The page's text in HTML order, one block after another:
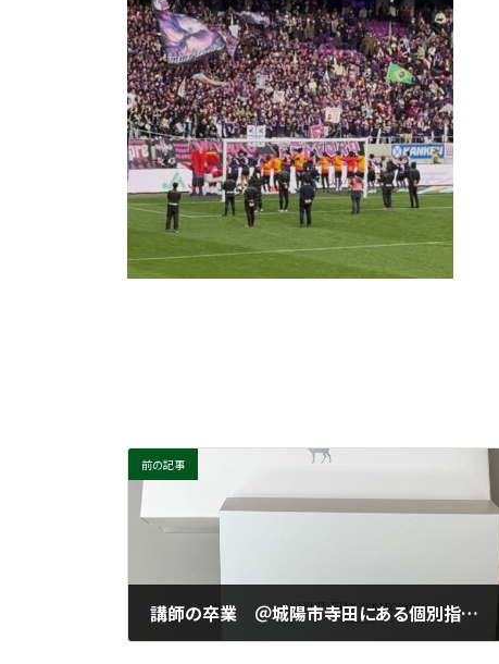
前の記事
講師の卒業 ＠城陽市寺田にある個別指導塾 勉楽個別 寺田小・寺田西小・寺田南小・今池小・富野小・深谷小・久世小・久津川小・古川小・城陽中・西城陽中・東城陽・北城陽中・南城陽中・南陽高・城南菱創高・莵道高・久御山高・城陽高